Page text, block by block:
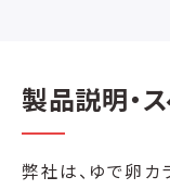
製品説明・
弊社は、ゆで卵カ